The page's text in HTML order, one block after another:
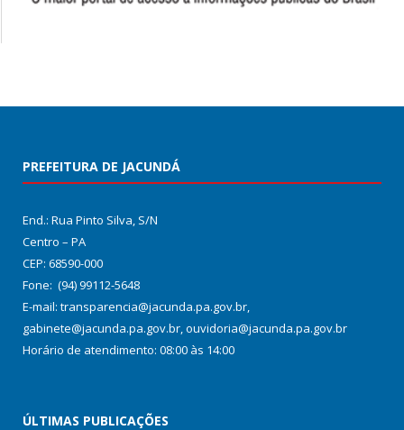
PREFEITURA DE JACUNDÁ
End.: Rua Pinto Silva, S/N
Centro – PA
CEP: 68590-000
Fone: (94) 99112-5648
E-mail: transparencia@jacunda.pa.gov.br,
gabinete@jacunda.pa.gov.br, ouvidoria@jacunda.pa.gov.br
Horário de atendimento: 08:00 às 14:00
ÚLTIMAS PUBLICAÇÕES